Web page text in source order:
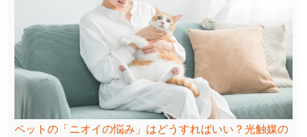
ペットの「ニオイの悩み」はどうすればいい？光触媒の